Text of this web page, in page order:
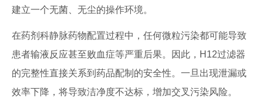
建立一个无菌、无尘的操作环境。
在药剂科静脉药物配置过程中，任何微粒污染都可能导致
患者输液反应甚至败血症等严重后果。因此，H12过滤器
的完整性直接关系到药品配制的安全性。一旦出现泄漏或
效率下降，将导致洁净度不达标，增加交叉污染风险。